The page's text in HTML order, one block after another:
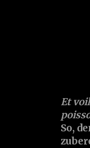
Et
So,